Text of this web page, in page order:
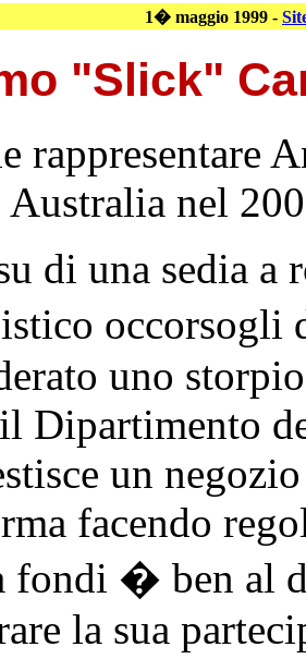
1� maggio 1999 -
"Slick"
rappresentare
nel
di una sedia a
uno
Dipartimento
un
facendo
fondi � ben al
la sua